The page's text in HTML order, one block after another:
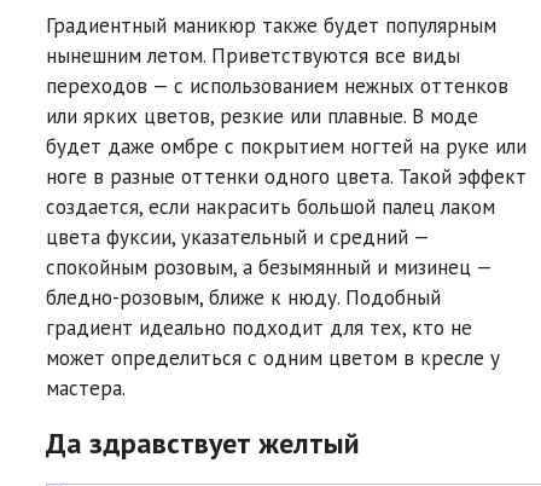
Градиентный маникюр также будет популярным
нынешним летом. Приветствуются все виды
переходов — с использованием нежных оттенков
или ярких цветов, резкие или плавные. В моде
будет даже омбре с покрытием ногтей на руке или
ноге в разные оттенки одного цвета. Такой эффект
создается, если накрасить большой палец лаком
цвета фуксии, указательный и средний —
спокойным розовым, а безымянный и мизинец —
бледно-розовым, ближе к нюду. Подобный
градиент идеально подходит для тех, кто не
может определиться с одним цветом в кресле у
мастера.
Да здравствует желтый